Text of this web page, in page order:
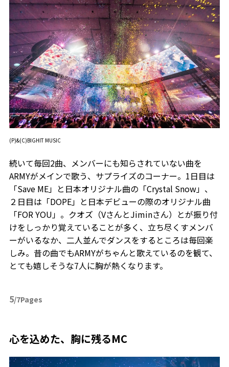
(P)&(C)BIGHIT MUSIC
続いて毎回2曲、メンバーにも知らされていない曲を
ARMYがメインで歌う、サプライズのコーナー。1日目は
「Save ME」と日本オリジナル曲の「Crystal Snow」、
２日目は「DOPE」と日本デビューの際のオリジナル曲
「FOR YOU」。クオズ（VさんとJiminさん）とが振り付
けをしっかり覚えていることが多く、立ち尽くすメンバ
ーがいるなか、二人並んでダンスをするところは毎回楽
しみ。昔の曲でもARMYがちゃんと歌えているのを観て、
とても嬉しそうな7人に胸が熱くなります。
5/7Pages
心を込めた、胸に残るMC